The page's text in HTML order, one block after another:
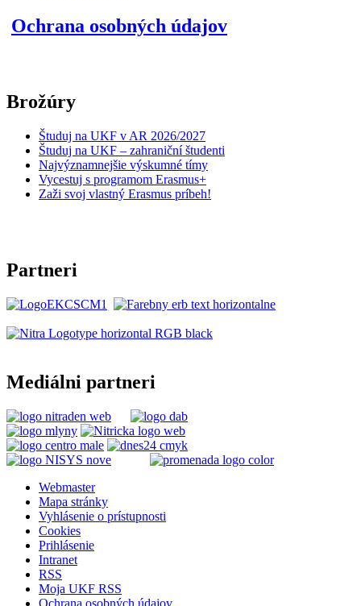
Ochrana osobných údajov
Brožúry
Študuj na UKF v AR 2026/2027
Študuj na UKF – zahraniční študenti
Najvýznamnejšie výskumné tímy
Vycestuj s programom Erasmus+
Zaži svoj vlastný Erasmus príbeh!
Partneri
Mediálni partneri
Webmaster
Mapa stránky
Vyhlásenie o prístupnosti
Cookies
Prihlásenie
Intranet
RSS
Moja UKF RSS
Ochrana osobných údajov